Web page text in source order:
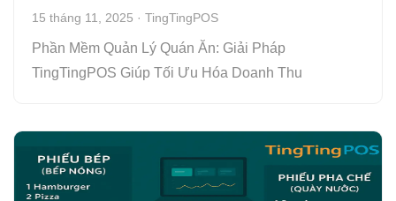
15 tháng 11, 2025 · TingTingPOS
Phần Mềm Quản Lý Quán Ăn: Giải Pháp
TingTingPOS Giúp Tối Ưu Hóa Doanh Thu